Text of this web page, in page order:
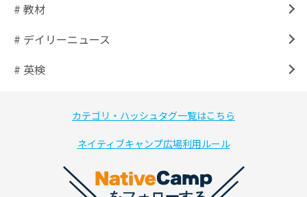
# 教材
# デイリーニュース
# 英検
カテゴリ・ハッシュタグ一覧はこちら
ネイティブキャンプ広場利用ルール